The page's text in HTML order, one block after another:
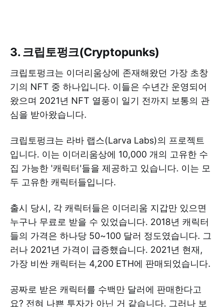
3. 크립토펑크(Cryptopunks)
크립토펑크는 이더리움상에 존재해왔던 가장 초창
기의 NFT 중 하나입니다. 이들은 수년간 운영되어
왔으며 2021년 NFT 열풍이 일기 전까지 보통의 관
심을 받아왔습니다.
크립토펑크는 라바 랩스(Larva Labs)의 프로젝트
입니다. 이는 이더리움상에 10,000 개의 고유한 수
집 가능한 '캐릭터'들을 제공하고 있습니다. 이는 모
두 고유한 캐릭터들입니다.
출시 당시, 각 캐릭터들은 이더리움 지갑만 있으면
누구나 무료로 받을 수 있었습니다. 2018년 캐릭터
들의 가격은 하나당 50~100 달러 정도였습니다. 그
러나 2021년 가격이 급증했습니다. 2021년 현재,
가장 비싼 캐릭터는 4,200 ETH에 판매되었습니다.
공짜로 받은 캐릭터를 수백만 달러에 판매한다고
요? 전혀 나쁜 투자가 아닌 거 같습니다. 그러나 보